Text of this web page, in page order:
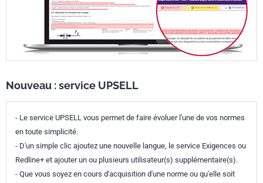
Nouveau : service UPSELL
- Le service UPSELL vous permet de faire évoluer l'une de vos normes
en toute simplicité.
- D'un simple clic ajoutez une nouvelle langue, le service Exigences ou
Redline+ et ajouter un ou plusieurs utilisateur(s) supplémentaire(s).
- Que vous soyez en cours d'acquisition d'une norme ou qu'elle soit